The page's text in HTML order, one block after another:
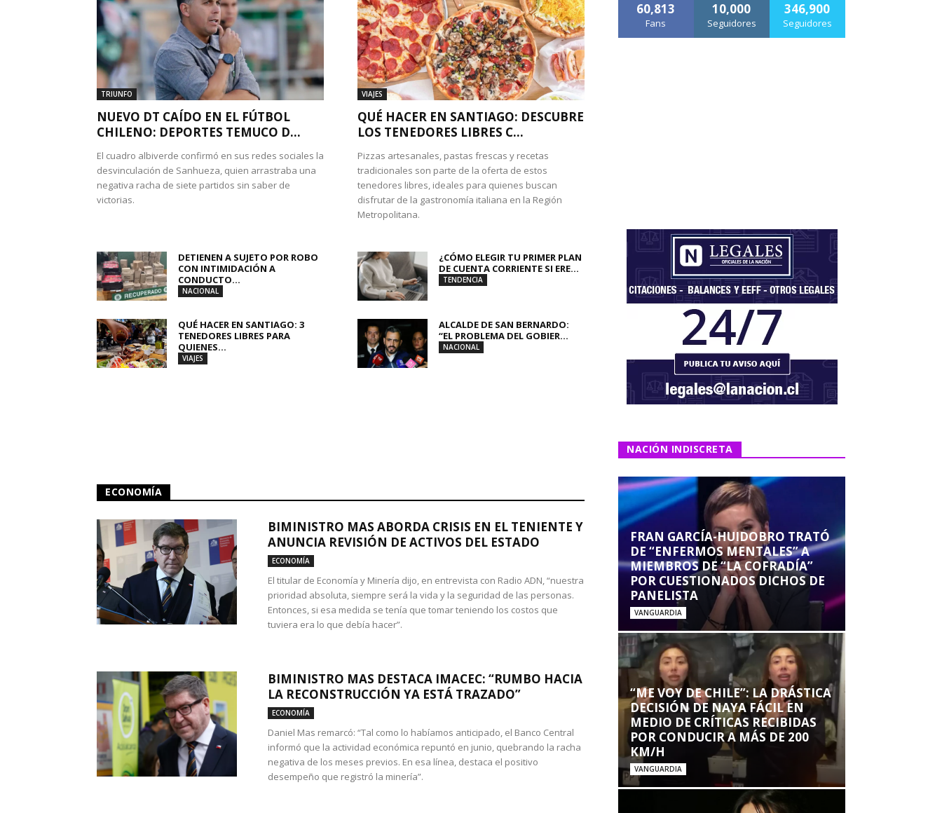
TRIUNFO
NUEVO DT CAÍDO EN EL FÚTBOL
CHILENO: DEPORTES TEMUCO D...
El cuadro albiverde confirmó en sus redes sociales la
desvinculación de Sanhueza, quien arrastraba una
negativa racha de siete partidos sin saber de
victorias.
VIAJES
QUÉ HACER EN SANTIAGO: DESCUBRE
LOS TENEDORES LIBRES C...
Pizzas artesanales, pastas frescas y recetas
tradicionales son parte de la oferta de estos
tenedores libres, ideales para quienes buscan
disfrutar de la gastronomía italiana en la Región
Metropolitana.
DETIENEN A SUJETO POR ROBO
CON INTIMIDACIÓN A
CONDUCTO...
NACIONAL
¿CÓMO ELEGIR TU PRIMER PLAN
DE CUENTA CORRIENTE SI ERE...
TENDENCIA
QUÉ HACER EN SANTIAGO: 3
TENEDORES LIBRES PARA
QUIENES...
VIAJES
ALCALDE DE SAN BERNARDO:
“EL PROBLEMA DEL GOBIER...
NACIONAL
ECONOMÍA
BIMINISTRO MAS ABORDA CRISIS EN EL TENIENTE Y
ANUNCIA REVISIÓN DE ACTIVOS DEL ESTADO
ECONOMÍA
El titular de Economía y Minería dijo, en entrevista con Radio ADN, “nuestra
prioridad absoluta, siempre será la vida y la seguridad de las personas.
Entonces, si esa medida se tenía que tomar teniendo los costos que
tuviera era lo que debía hacer”.
BIMINISTRO MAS DESTACA IMACEC: “RUMBO HACIA
LA RECONSTRUCCIÓN YA ESTÁ TRAZADO”
ECONOMÍA
Daniel Mas remarcó: “Tal como lo habíamos anticipado, el Banco Central
informó que la actividad económica repuntó en junio, quebrando la racha
negativa de los meses previos. En esa línea, destaca el positivo
desempeño que registró la minería”.
60,813
Fans
10,000
Seguidores
346,900
Seguidores
NACIÓN INDISCRETA
FRAN GARCÍA-HUIDOBRO TRATÓ
DE “ENFERMOS MENTALES” A
MIEMBROS DE “LA COFRADÍA”
POR CUESTIONADOS DICHOS DE
PANELISTA
VANGUARDIA
“ME VOY DE CHILE”: LA DRÁSTICA
DECISIÓN DE NAYA FÁCIL EN
MEDIO DE CRÍTICAS RECIBIDAS
POR CONDUCIR A MÁS DE 200
KM/H
VANGUARDIA